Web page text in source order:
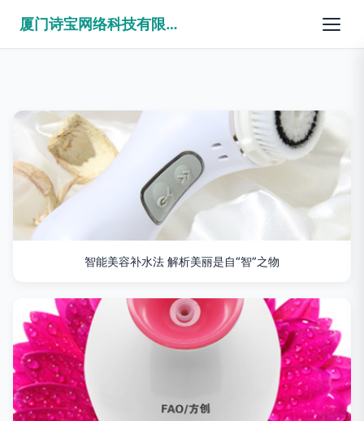
厦门诗宝网络科技有限公司
智能美容补水法 解析美丽是自“智”之物